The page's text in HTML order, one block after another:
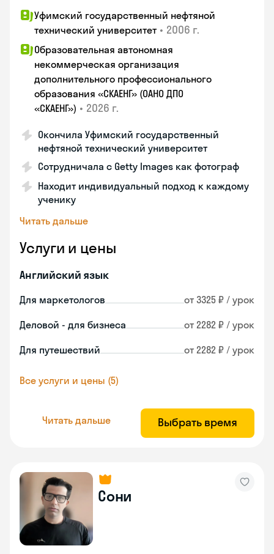
Уфимский государственный нефтяной
технический университет • 2006 г.
Образовательная автономная
некоммерческая организация
дополнительного профессионального
образования «СКАЕНГ» (ОАНО ДПО
«СКАЕНГ») • 2026 г.
Окончила Уфимский государственный
нефтяной технический университет
Сотрудничала с Getty Images как фотограф
Находит индивидуальный подход к каждому
ученику
Читать дальше
Услуги и цены
Английский язык
Для маркетологов от 3325 ₽ / урок
Деловой - для бизнеса от 2282 ₽ / урок
Для путешествий от 2282 ₽ / урок
Все услуги и цены (5)
Читать дальше Выбрать время
Сони